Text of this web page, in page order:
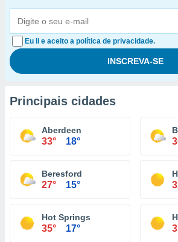
Eu li e aceito a política de privacidade.
Principais cidades
Aberdeen
33° 18°
Beresford
27° 15°
Hot Springs
35° 17°